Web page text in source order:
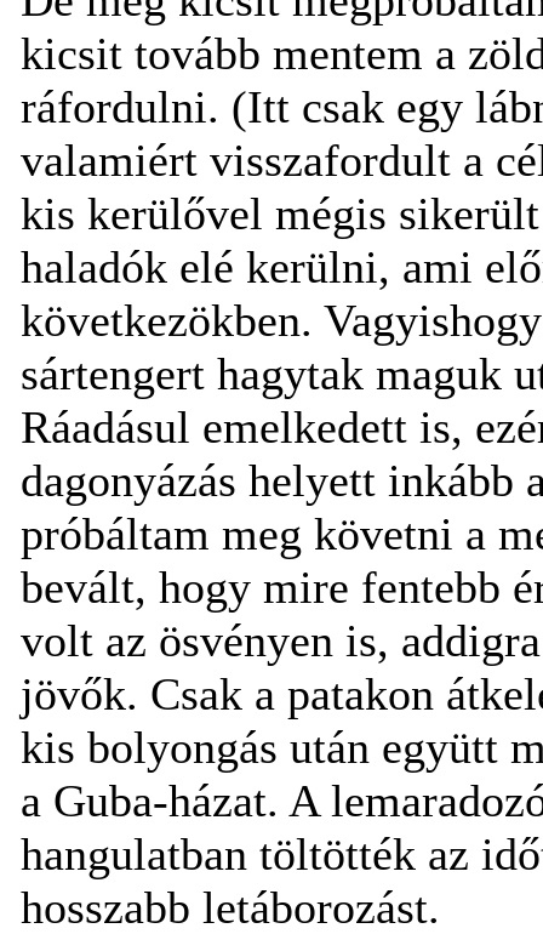
kicsit tovább mentem a
ráfordulni. (Itt csak egy
valamiért visszafordult a
kis kerülővel mégis
haladók elé kerülni, ami
következökben.
sártengert hagytak maguk
Ráadásul emelkedett is,
dagonyázás helyett inkább
próbáltam meg követni a
bevált, hogy mire fentebb
volt az ösvényen is,
jövők. Csak a patakon
kis bolyongás után együtt
a Guba-házat. A
hangulatban töltötték az
hosszabb letáborozást.